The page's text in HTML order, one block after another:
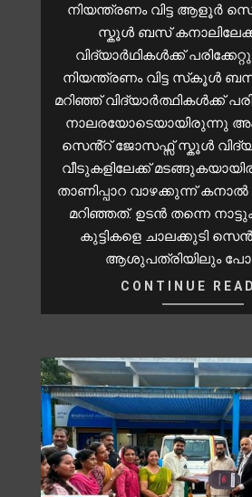
നിയന്ത്രണം വിട്ട ആളൂർ
സ്കൂൾ ബസ്
വിദ്യാർഥികൾക്ക്
നിയന്ത്രണം വിട്ട സ്‌കൂൾ
മറിഞ്ഞ് വിദ്യാർത്ഥികൾക്ക്
നാലരയോടെയായിരുന്നു
സെൻ്റ് ജോസഫ്സ് സ്കൂൾ
വീടുകളിലേക്ക്
താണിപ്പാറ വാഴക്കുന്ന്
മറിഞ്ഞത്. ഉടൻ തന്നെ
കുട്ടികളെ ചാലക്കുടി
ആശുപത്രിയിലും
CONTINUE